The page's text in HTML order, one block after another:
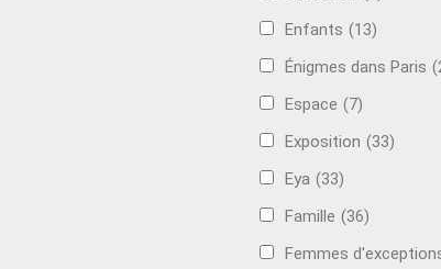
Enfants (13)
Énigmes dans Paris
Espace (7)
Exposition (33)
Eya (33)
Famille (36)
Femmes